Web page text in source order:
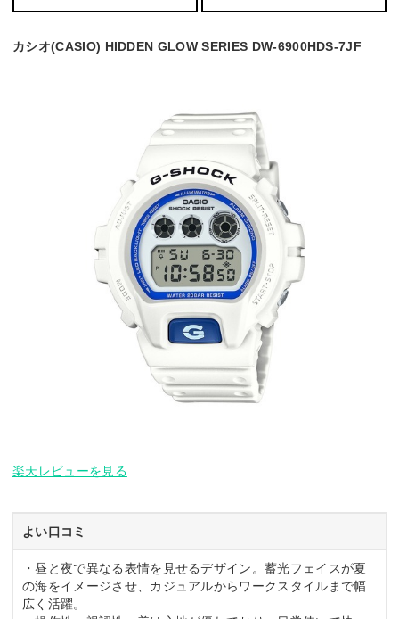
カシオ(CASIO) HIDDEN GLOW SERIES DW-6900HDS-7JF
楽天レビューを見る
よい口コミ
・昼と夜で異なる表情を見せるデザイン。蓄光フェイスが夏
の海をイメージさせ、カジュアルからワークスタイルまで幅
広く活躍。